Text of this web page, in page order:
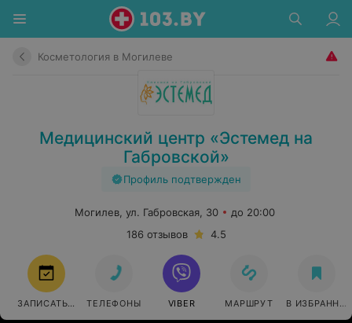
Косметология в Могилеве
Медицинский центр «Эстемед на
Габровской»
Профиль подтвержден
Могилев, ул. Габровская, 30
до 20:00
186 отзывов
4.5
ЗАПИСАТЬСЯ ТЕЛЕФОНЫ VIBER МАРШРУТ В ИЗБРАННОЕ